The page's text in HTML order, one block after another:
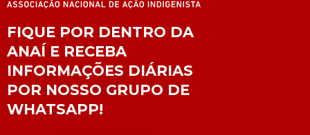
FIQUE POR DENTRO DA
ANAÍ E RECEBA
INFORMAÇÕES DIÁRIAS
POR NOSSO GRUPO DE
WHATSAPP!